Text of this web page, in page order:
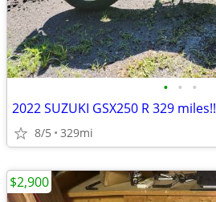
• • •
2022 SUZUKI GSX250 R 329 miles!!
8/5 329mi
$2,900